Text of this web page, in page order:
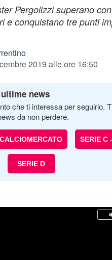
Pergolizzi superano
e conquistano tre punti
2019 alle ore 16:50
news
che ti interessa per seguirlo.
da non perdere.
CALCIOMERCATO SERIE C
SERIE D